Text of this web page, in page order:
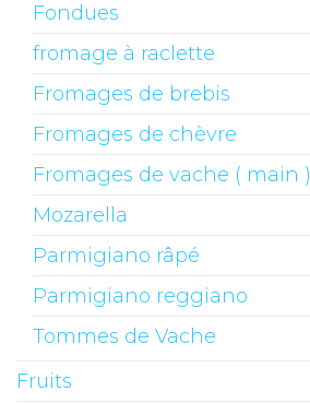
Fondues
fromage à raclette
Fromages de brebis
Fromages de chèvre
Fromages de vache ( main )
Mozarella
Parmigiano râpé
Parmigiano reggiano
Tommes de Vache
Fruits